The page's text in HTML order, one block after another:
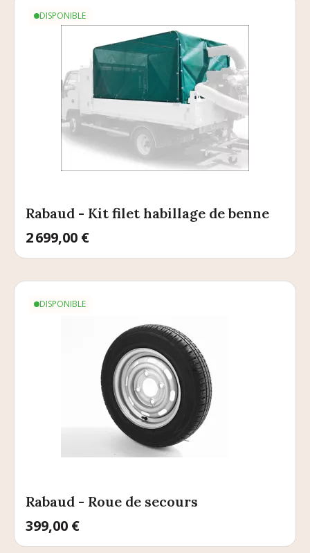
DISPONIBLE
Rabaud - Kit filet habillage de benne
Prix
2 699,00 €
DISPONIBLE
Rabaud - Roue de secours
Prix
399,00 €